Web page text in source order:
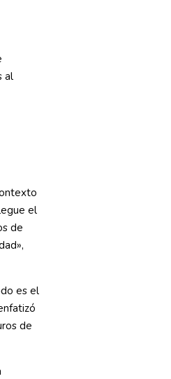
al
el
de
es el
de